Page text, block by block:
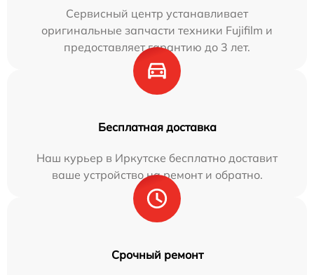
Сервисный центр устанавливает
оригинальные запчасти техники Fujifilm и
предоставляет гарантию до 3 лет.
Бесплатная доставка
Наш курьер в Иркутске бесплатно доставит
ваше устройство на ремонт и обратно.
Срочный ремонт